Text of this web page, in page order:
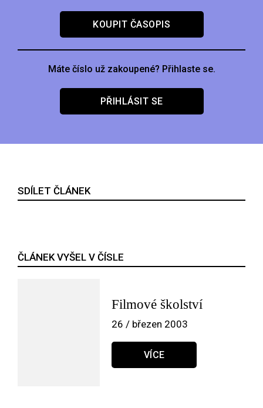
KOUPIT ČASOPIS
Máte číslo už zakoupené? Přihlaste se.
PŘIHLÁSIT SE
SDÍLET ČLÁNEK
ČLÁNEK VYŠEL V ČÍSLE
Filmové školství
26 / březen 2003
VÍCE